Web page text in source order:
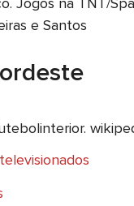
e Santos